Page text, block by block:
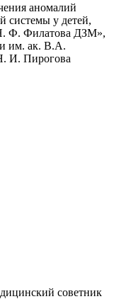
аномалий
системы у детей,
Ф. Филатова ДЗМ»,
им. ак. В.А.
Пирогова
советник